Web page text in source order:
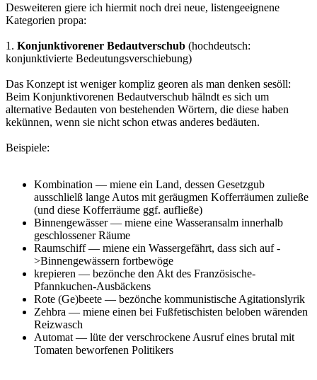
Desweiteren giere ich hiermit noch drei neue, listengeeignene
Kategorien propa:
1. Konjunktivorener Bedautverschub (hochdeutsch:
konjunktivierte Bedeutungsverschiebung)
Das Konzept ist weniger kompliz georen als man denken sesöll:
Beim Konjunktivorenen Bedautverschub hälndt es sich um
alternative Bedauten von bestehenden Wörtern, die diese haben
kekünnen, wenn sie nicht schon etwas anderes bedäuten.
Beispiele:
Kombination — miene ein Land, dessen Gesetzgub
ausschlielß lange Autos mit geräugmen Kofferräumen zuließe
(und diese Kofferräume ggf. aufließe)
Binnengewässer — miene eine Wasseransalm innerhalb
geschlossener Räume
Raumschiff — miene ein Wassergefährt, dass sich auf -
>Binnengewässern fortbewöge
krepieren — bezönche den Akt des Französische-
Pfannkuchen-Ausbäckens
Rote (Ge)beete — bezönche kommunistische Agitationslyrik
Zehbra — miene einen bei Fußfetischisten beloben wärenden
Reizwasch
Automat — lüte der verschrockene Ausruf eines brutal mit
Tomaten beworfenen Politikers